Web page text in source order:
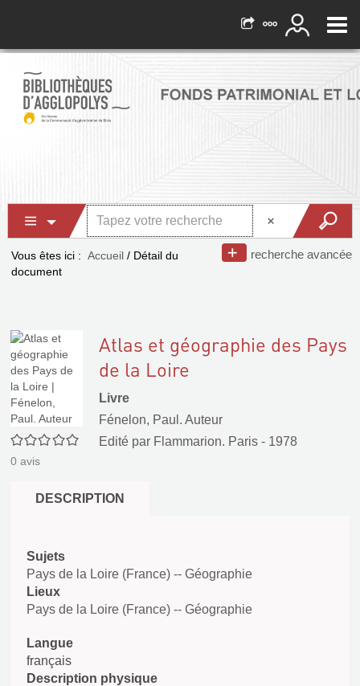
recherche avancée
Vous êtes ici : Accueil / Détail du
document
0/5
0 avis
Atlas et géographie des Pays
de la Loire
Livre
Fénelon, Paul. Auteur
Edité par Flammarion. Paris - 1978
DESCRIPTION
Sujets
Pays de la Loire (France) -- Géographie
Lieux
Pays de la Loire (France) -- Géographie
Langue
français
Description physique